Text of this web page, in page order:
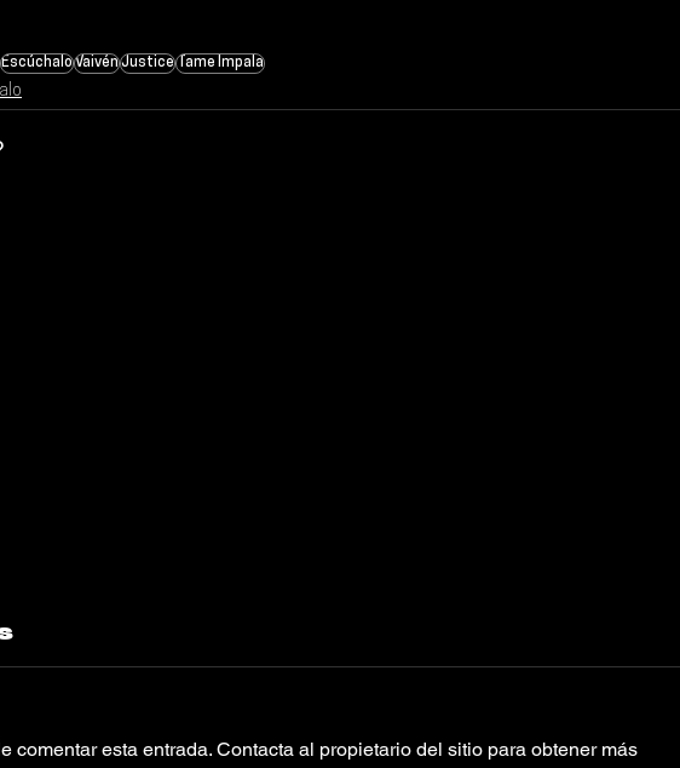
EscúchaloVaivénJusticeTame Impala
comentar esta entrada. Contacta al propietario del sitio para obtener más